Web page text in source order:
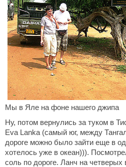
Мы в Яле на фоне нашего джипа
Ну, потом вернулись за туком в
Eva Lanka (самый юг, между
дороге можно было зайти еще в
хотелось уже в океан))).
соль по дороге. Ланч на четверых